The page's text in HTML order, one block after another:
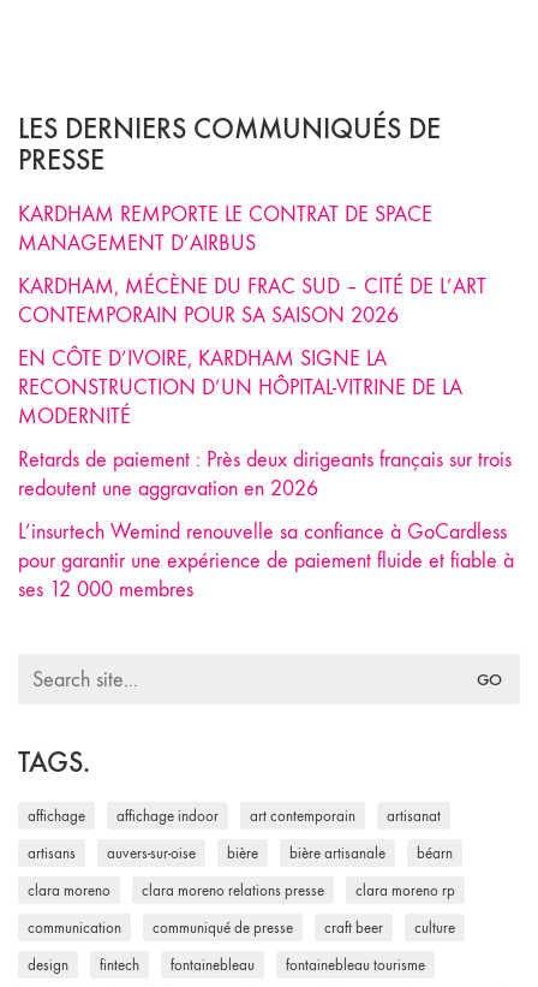
LES DERNIERS COMMUNIQUÉS DE
PRESSE
KARDHAM REMPORTE LE CONTRAT DE SPACE
MANAGEMENT D’AIRBUS
KARDHAM, MÉCÈNE DU FRAC SUD – CITÉ DE L’ART
CONTEMPORAIN POUR SA SAISON 2026
EN CÔTE D’IVOIRE, KARDHAM SIGNE LA
RECONSTRUCTION D’UN HÔPITAL-VITRINE DE LA
MODERNITÉ
Retards de paiement : Près deux dirigeants français sur trois
redoutent une aggravation en 2026
L’insurtech Wemind renouvelle sa confiance à GoCardless
pour garantir une expérience de paiement fluide et fiable à
ses 12 000 membres
Search
TAGS.
affichage affichage indoor art contemporain artisanat
artisans auvers-sur-oise bière bière artisanale béarn
clara moreno clara moreno relations presse clara moreno rp
communication communiqué de presse craft beer culture
design fintech fontainebleau fontainebleau tourisme